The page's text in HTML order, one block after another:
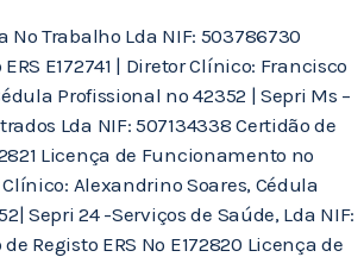
No Trabalho Lda NIF: 503786730
E172741 | Diretor Clínico: Francisco
Profissional nº 42352 | Sepri Ms –
Lda NIF: 507134338 Certidão de
Licença de Funcionamento nº
Alexandrino Soares, Cédula
Sepri 24 -Serviços de Saúde, Lda NIF:
Registo ERS Nº E172820 Licença de